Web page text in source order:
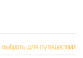
выбрать для путешествий